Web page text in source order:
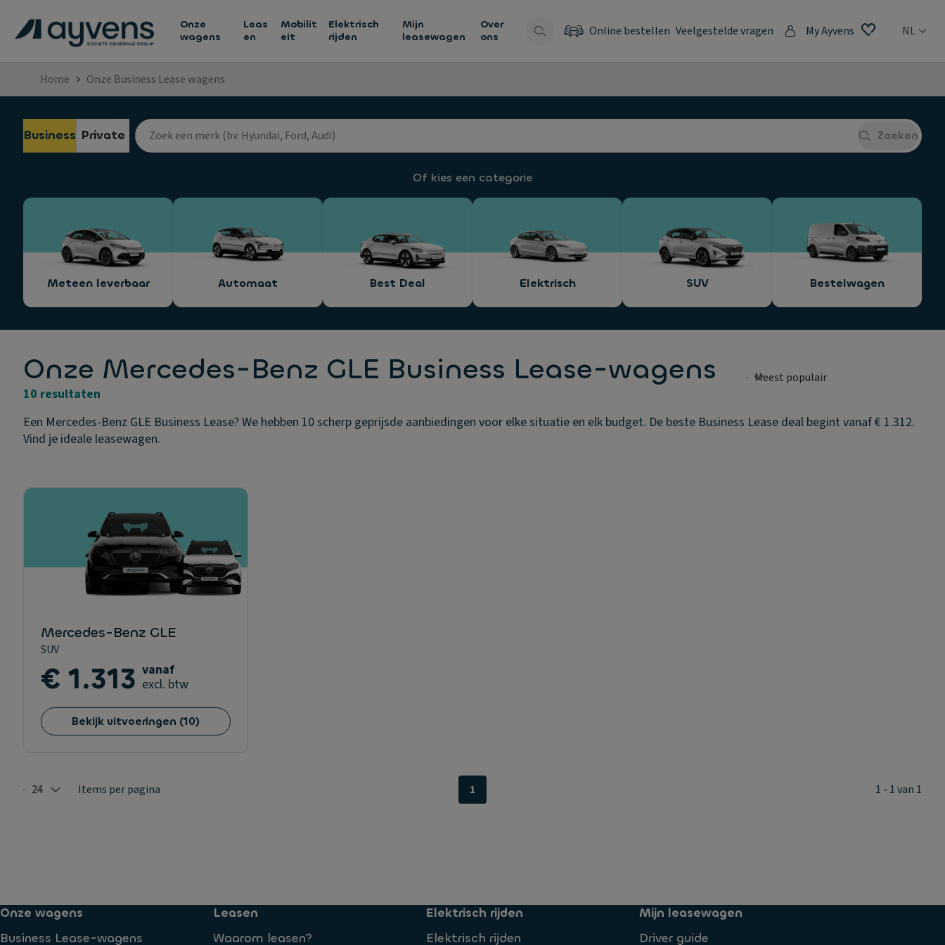
Onze
wagens
Leas
en
Mobilit
eit
Elektrisch
rijden
Mijn
leasewagen
Over
ons
Online bestellen Veelgestelde vragen My Ayvens NL
Home Onze Business Lease wagens
Business Private Zoeken
Of kies een categorie
Meteen leverbaar Automaat Best Deal Elektrisch SUV Bestelwagen
Onze Mercedes-Benz GLE Business Lease-wagens
10 resultaten
Een Mercedes-Benz GLE Business Lease? We hebben 10 scherp geprijsde aanbiedingen voor elke situatie en elk budget. De beste Business Lease deal begint vanaf € 1.312.
Vind je ideale leasewagen.
Mercedes-Benz GLE
SUV
€ 1.313 vanaf
excl. btw
Bekijk uitvoeringen (10)
Selected: 24
24 Items per pagina 1 1 - 1 van 1
Onze wagens
Business Lease-wagens
Leasen
Waarom leasen?
Elektrisch rijden
Elektrisch rijden
Mijn leasewagen
Driver guide